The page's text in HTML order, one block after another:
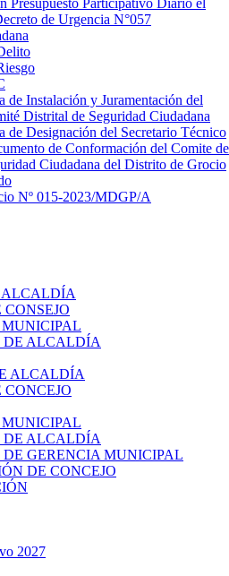
Presupuesto Participativo Diario el
de Urgencia N°057
de Instalación y Juramentación del
Distrital de Seguridad Ciudadana
de Designación del Secretario Técnico
de Conformación del Comite de
Ciudadana del Distrito de Grocio
Nº 015-2023/MDGP/A
ALCALDÍA
DE ALCALDÍA
ALCALDÍA
DE ALCALDÍA
GERENCIA MUNICIPAL
DE CONCEJO
2027